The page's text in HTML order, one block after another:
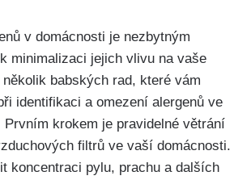
v domácnosti je nezbytným
minimalizaci jejich ‍vlivu na vaše⁣
‍babských⁣ rad,⁤ které vám
identifikaci a omezení ⁤alergenů ve
Prvním ‌krokem ​je pravidelné větrání
filtrů ve vaší domácnosti.
koncentraci pylu, prachu ⁣a dalších